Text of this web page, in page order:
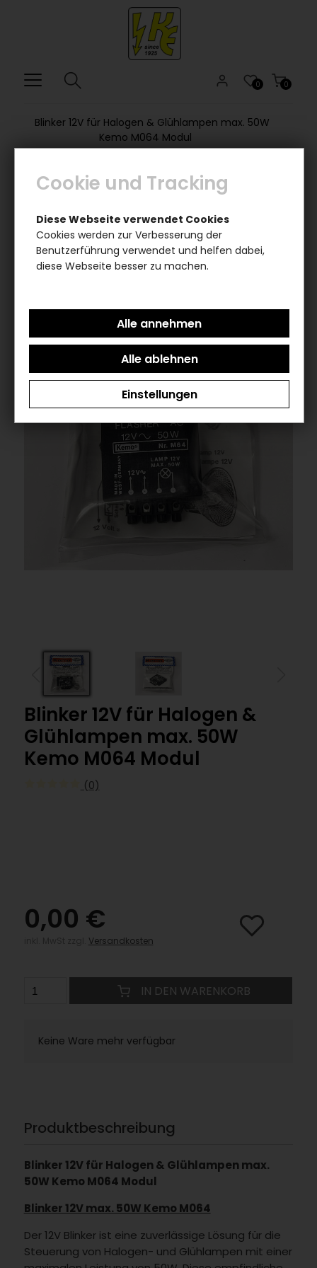
0
0
Blinker 12V für Halogen & Glühlampen max. 50W
Kemo M064 Modul
Blinker 12V für Halogen &
Glühlampen max. 50W
Kemo M064 Modul
(0)
0,00 €
Versandkosten
IN DEN WARENKORB
Keine Ware mehr verfügbar
Produktbeschreibung
Blinker 12V für Halogen & Glühlampen max.
50W Kemo M064 Modul
Blinker 12V max. 50W Kemo M064
Der 12V Blinker ist eine zuverlässige Lösung für die
Steuerung von Halogen- und Glühlampen mit einer
Cookie und Tracking
Diese Webseite verwendet Cookies
Cookies werden zur Verbesserung der
Benutzerführung verwendet und helfen dabei,
diese Webseite besser zu machen.
Einstellungen